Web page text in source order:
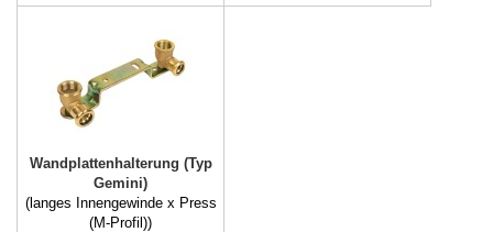
Wandplattenhalterung (Typ
Gemini)
(langes Innengewinde x Press
(M-Profil))